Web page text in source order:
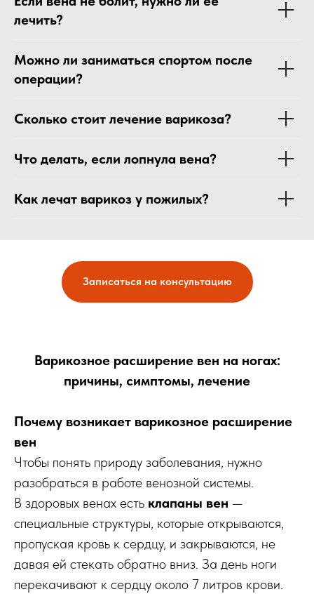
лечить?
Можно ли заниматься спортом после
операции?
Сколько стоит лечение варикоза?
Что делать, если лопнула вена?
Как лечат варикоз у пожилых?
Записаться на консультацию
Варикозное расширение вен на ногах:
причины, симптомы, лечение
Почему возникает варикозное расширение
вен
Чтобы понять природу заболевания, нужно
разобраться в работе венозной системы.
В здоровых венах есть клапаны вен —
специальные структуры, которые открываются,
пропуская кровь к сердцу, и закрываются, не
давая ей стекать обратно вниз. За день ноги
перекачивают к сердцу около 7 литров крови.